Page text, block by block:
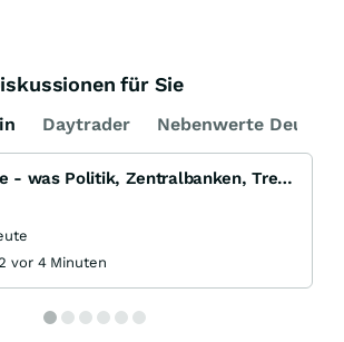
für Sie
Daytrader Nebenwerte
Das große Ganze - was Politik, Zentralbanken, Trends, Medien und Gesellschaft mit Aktien, Rohstoffen
vor 4 Minuten